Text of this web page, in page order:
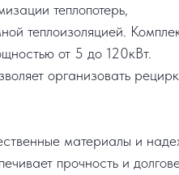
теплопотерь,
теплоизоляцией.
от 5 до 120кВт.
организовать
материалы и
прочность и